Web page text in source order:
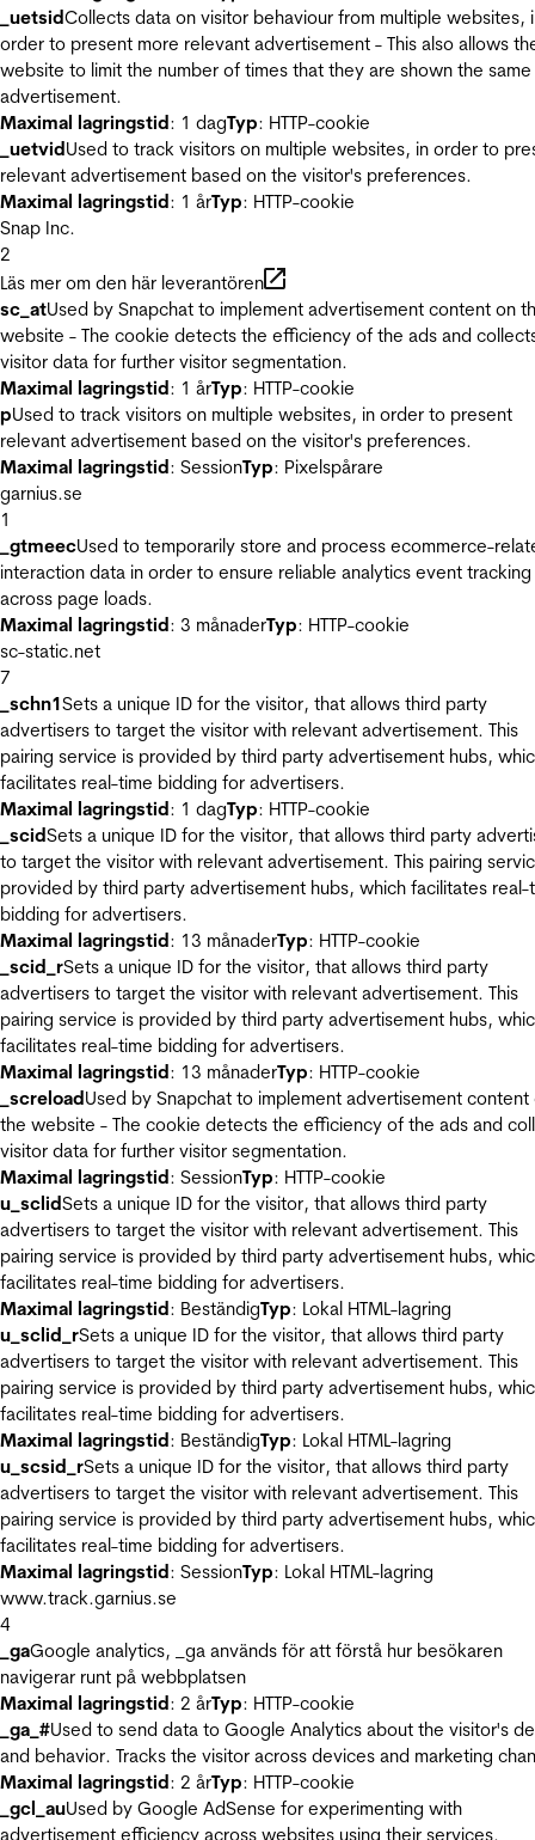
_uetsidCollects data on visitor behaviour from multiple websites,
order to present more relevant advertisement - This also allows
website to limit the number of times that they are shown the same
advertisement.
Maximal lagringstid: 1 dagTyp: HTTP-cookie
_uetvidUsed to track visitors on multiple websites, in order to
relevant advertisement based on the visitor's preferences.
Maximal lagringstid: 1 årTyp: HTTP-cookie
Snap Inc.
2
Läs mer om den här leverantören
sc_atUsed by Snapchat to implement advertisement content on
website - The cookie detects the efficiency of the ads and
visitor data for further visitor segmentation.
Maximal lagringstid: 1 årTyp: HTTP-cookie
pUsed to track visitors on multiple websites, in order to present
relevant advertisement based on the visitor's preferences.
Maximal lagringstid: SessionTyp: Pixelspårare
garnius.se
1
_gtmeecUsed to temporarily store and process ecommerce-
interaction data in order to ensure reliable analytics event tracking
across page loads.
Maximal lagringstid: 3 månaderTyp: HTTP-cookie
sc-static.net
7
_schn1Sets a unique ID for the visitor, that allows third party
advertisers to target the visitor with relevant advertisement. This
pairing service is provided by third party advertisement hubs,
facilitates real-time bidding for advertisers.
Maximal lagringstid: 1 dagTyp: HTTP-cookie
_scidSets a unique ID for the visitor, that allows third party
to target the visitor with relevant advertisement. This pairing
provided by third party advertisement hubs, which facilitates real-
bidding for advertisers.
Maximal lagringstid: 13 månaderTyp: HTTP-cookie
_scid_rSets a unique ID for the visitor, that allows third party
advertisers to target the visitor with relevant advertisement. This
pairing service is provided by third party advertisement hubs,
facilitates real-time bidding for advertisers.
Maximal lagringstid: 13 månaderTyp: HTTP-cookie
_screloadUsed by Snapchat to implement advertisement content
the website - The cookie detects the efficiency of the ads and
visitor data for further visitor segmentation.
Maximal lagringstid: SessionTyp: HTTP-cookie
u_sclidSets a unique ID for the visitor, that allows third party
advertisers to target the visitor with relevant advertisement. This
pairing service is provided by third party advertisement hubs,
facilitates real-time bidding for advertisers.
Maximal lagringstid: BeständigTyp: Lokal HTML-lagring
u_sclid_rSets a unique ID for the visitor, that allows third party
advertisers to target the visitor with relevant advertisement. This
pairing service is provided by third party advertisement hubs,
facilitates real-time bidding for advertisers.
Maximal lagringstid: BeständigTyp: Lokal HTML-lagring
u_scsid_rSets a unique ID for the visitor, that allows third party
advertisers to target the visitor with relevant advertisement. This
pairing service is provided by third party advertisement hubs,
facilitates real-time bidding for advertisers.
Maximal lagringstid: SessionTyp: Lokal HTML-lagring
www.track.garnius.se
4
_gaGoogle analytics, _ga används för att förstå hur besökaren
navigerar runt på webbplatsen
Maximal lagringstid: 2 årTyp: HTTP-cookie
_ga_#Used to send data to Google Analytics about the visitor's
and behavior. Tracks the visitor across devices and marketing
Maximal lagringstid: 2 årTyp: HTTP-cookie
_gcl_auUsed by Google AdSense for experimenting with
advertisement efficiency across websites using their services.